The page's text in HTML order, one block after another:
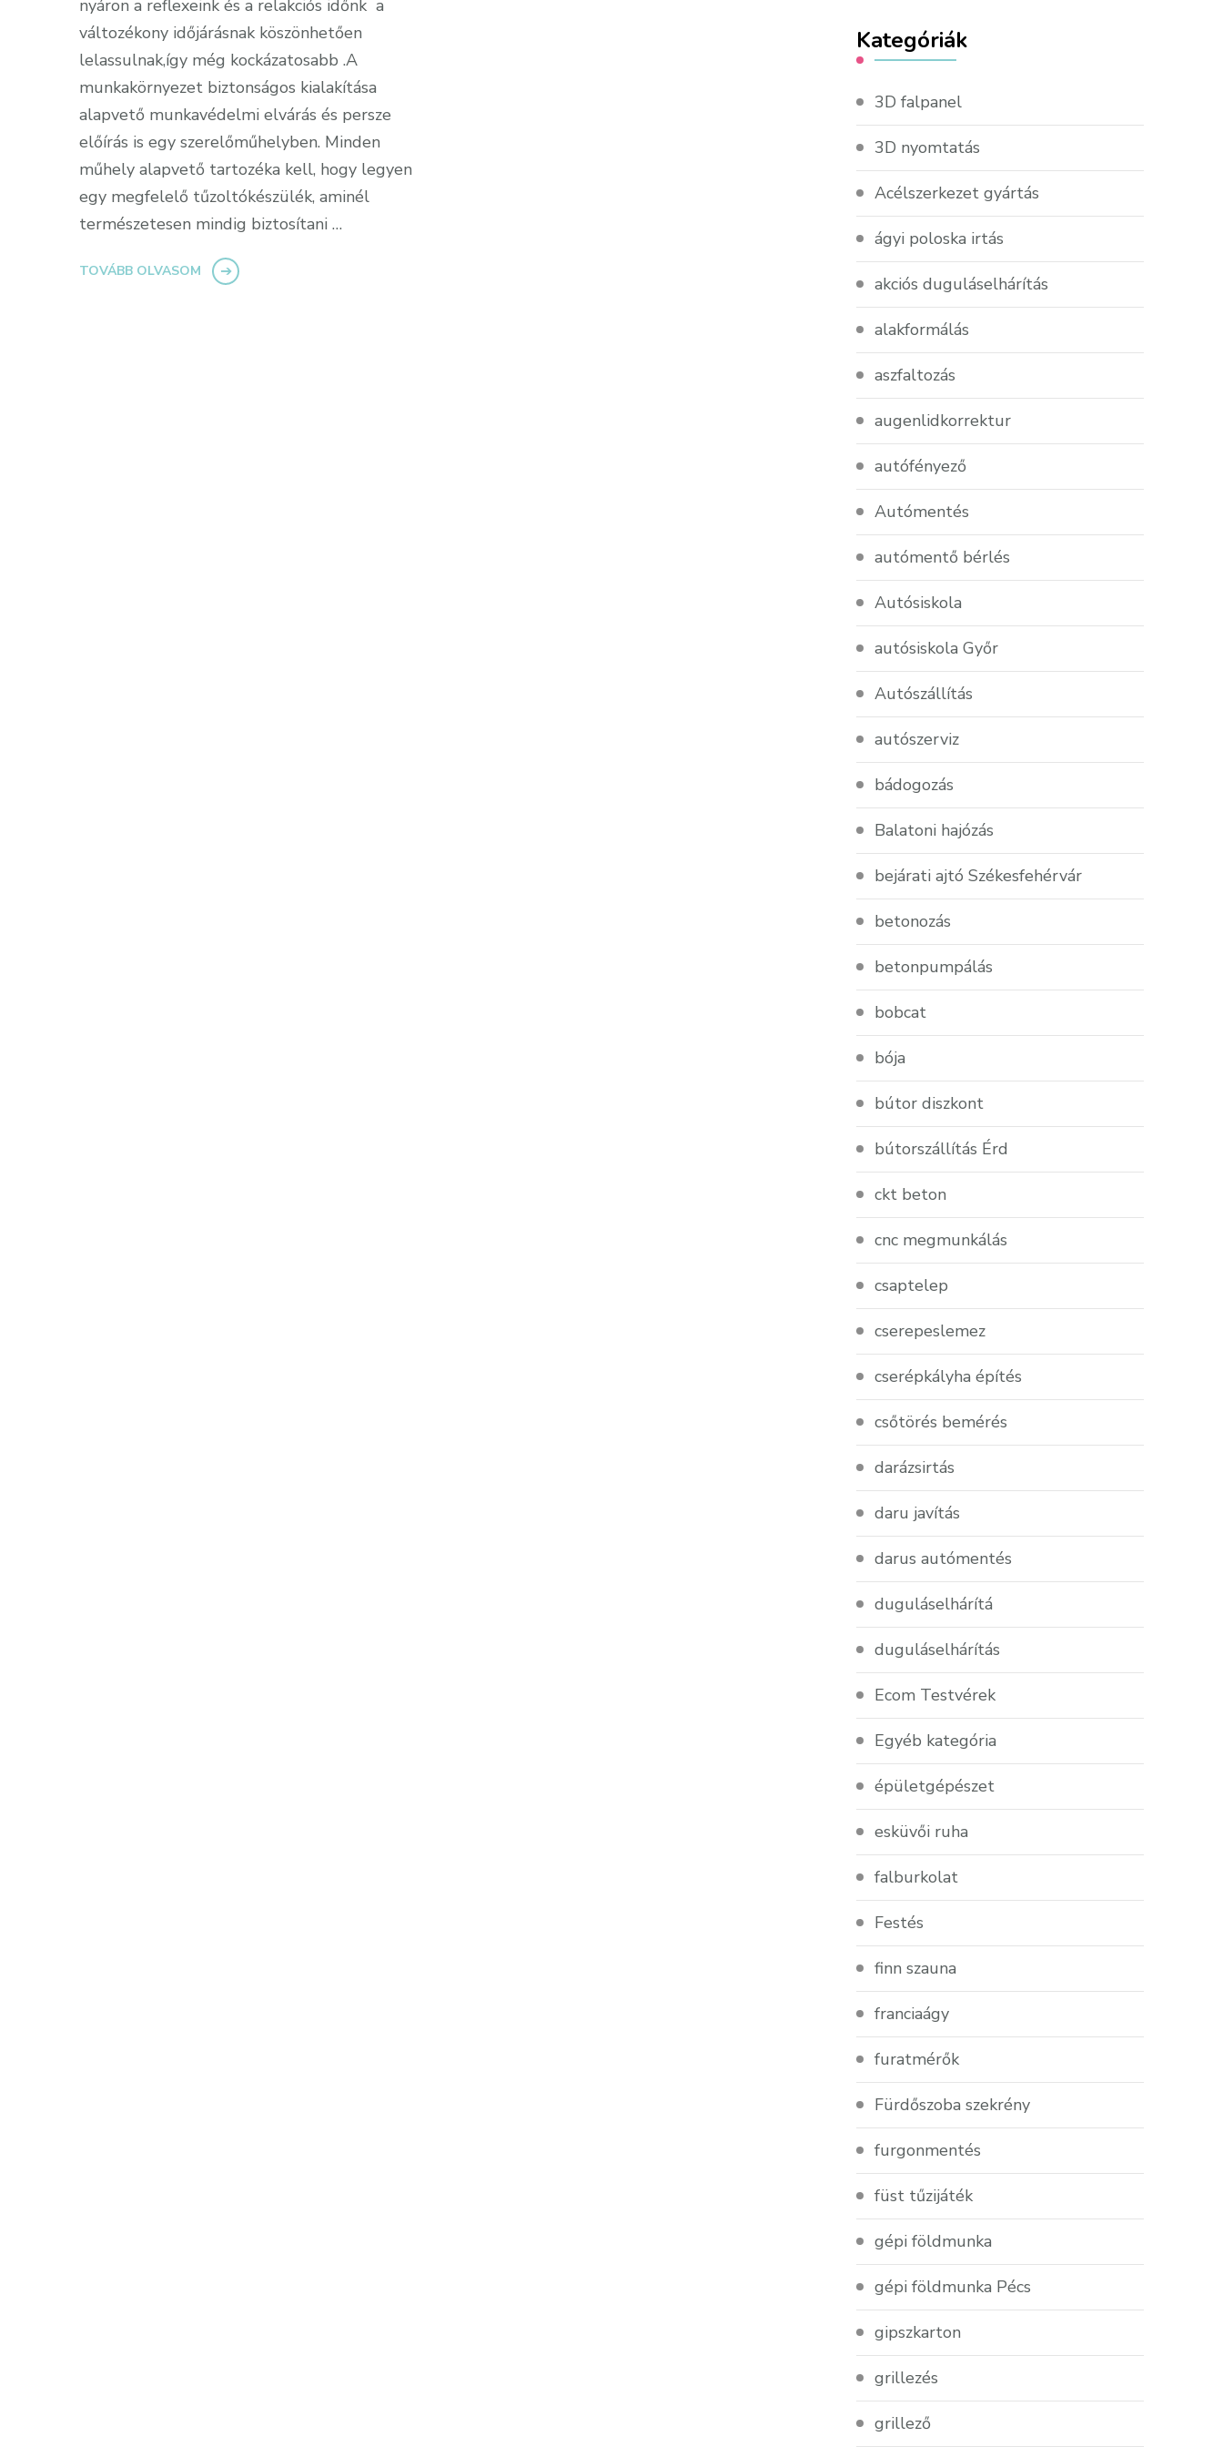
nyáron a reflexeink és a relakciós időnk a
változékony időjárásnak köszönhetően
lelassulnak,így még kockázatosabb .A
munkakörnyezet biztonságos kialakítása
alapvető munkavédelmi elvárás és persze
előírás is egy szerelőműhelyben. Minden
műhely alapvető tartozéka kell, hogy legyen
egy megfelelő tűzoltókészülék, aminél
természetesen mindig biztosítani …
TOVÁBB OLVASOM
Kategóriák
3D falpanel
3D nyomtatás
Acélszerkezet gyártás
ágyi poloska irtás
akciós duguláselhárítás
alakformálás
aszfaltozás
augenlidkorrektur
autófényező
Autómentés
autómentő bérlés
Autósiskola
autósiskola Győr
Autószállítás
autószerviz
bádogozás
Balatoni hajózás
bejárati ajtó Székesfehérvár
betonozás
betonpumpálás
bobcat
bója
bútor diszkont
bútorszállítás Érd
ckt beton
cnc megmunkálás
csaptelep
cserepeslemez
cserépkályha építés
csőtörés bemérés
darázsirtás
daru javítás
darus autómentés
duguláselhárítá
duguláselhárítás
Ecom Testvérek
Egyéb kategória
épületgépészet
esküvői ruha
falburkolat
Festés
finn szauna
franciaágy
furatmérők
Fürdőszoba szekrény
furgonmentés
füst tűzijáték
gépi földmunka
gépi földmunka Pécs
gipszkarton
grillezés
grillező